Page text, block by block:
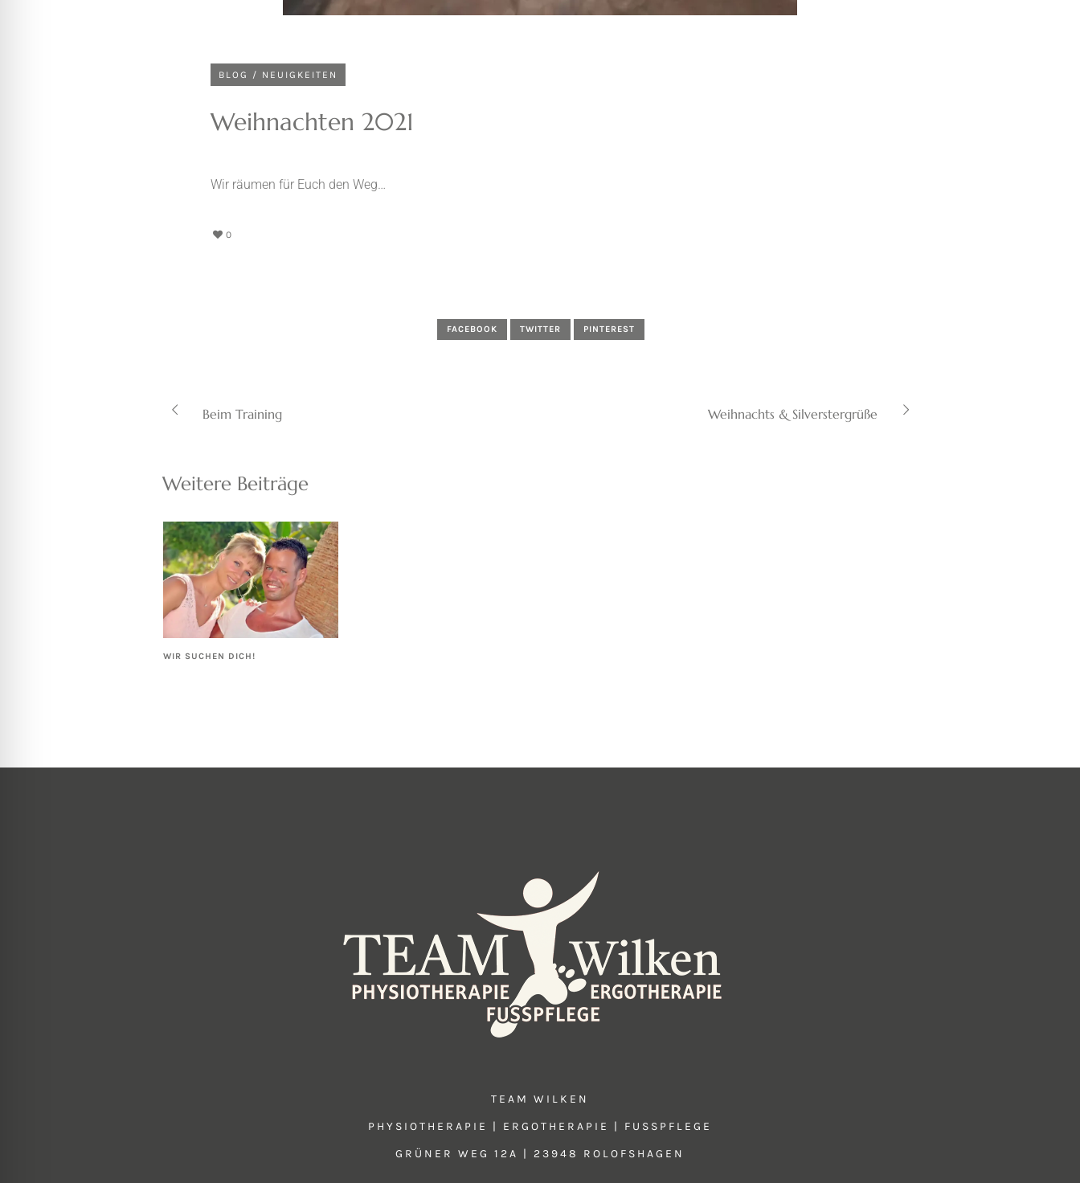
BLOG / NEUIGKEITEN
Weihnachten 2021
Wir räumen für Euch den Weg…
0
FACEBOOK TWITTER PINTEREST
Beim Training Weihnachts & Silverstergrüße
Weitere Beiträge
WIR SUCHEN DICH!
TEAM WILKEN
PHYSIOTHERAPIE | ERGOTHERAPIE | FUSSPFLEGE
GRÜNER WEG 12A | 23948 ROLOFSHAGEN